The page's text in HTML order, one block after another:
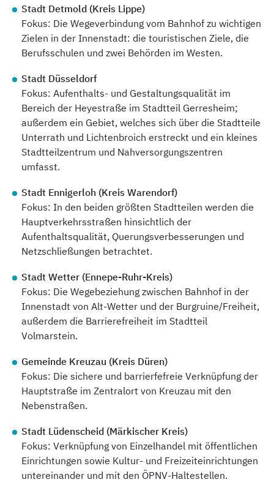
Stadt Detmold (Kreis Lippe)
Fokus: Die Wegeverbindung vom Bahnhof zu wichtigen
Zielen in der Innenstadt: die touristischen Ziele, die
Berufsschulen und zwei Behörden im Westen.
Stadt Düsseldorf
Fokus: Aufenthalts- und Gestaltungsqualität im
Bereich der Heyestraße im Stadtteil Gerresheim;
außerdem ein Gebiet, welches sich über die Stadtteile
Unterrath und Lichtenbroich erstreckt und ein kleines
Stadtteilzentrum und Nahversorgungszentren
umfasst.
Stadt Ennigerloh (Kreis Warendorf)
Fokus: In den beiden größten Stadtteilen werden die
Hauptverkehrsstraßen hinsichtlich der
Aufenthaltsqualität, Querungsverbesserungen und
Netzschließungen betrachtet.
Stadt Wetter (Ennepe-Ruhr-Kreis)
Fokus: Die Wegebeziehung zwischen Bahnhof in der
Innenstadt von Alt-Wetter und der Burgruine/Freiheit,
außerdem die Barrierefreiheit im Stadtteil
Volmarstein.
Gemeinde Kreuzau (Kreis Düren)
Fokus: Die sichere und barrierfefreie Verknüpfung der
Hauptstraße im Zentralort von Kreuzau mit den
Nebenstraßen.
Stadt Lüdenscheid (Märkischer Kreis)
Fokus: Verknüpfung von Einzelhandel mit öffentlichen
Einrichtungen sowie Kultur- und Freizeiteinrichtungen
untereinander und mit den ÖPNV-Haltestellen.